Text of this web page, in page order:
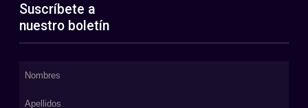
Suscríbete a
nuestro boletín